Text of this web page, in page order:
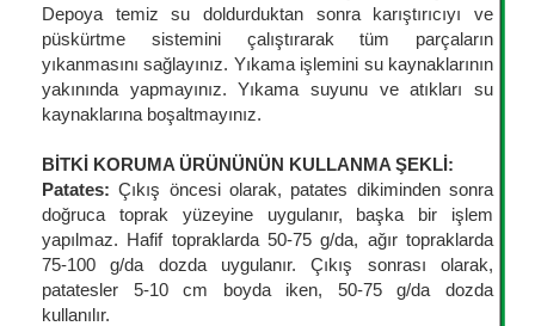
Depoya temiz su doldurduktan sonra karıştırıcıyı ve
püskürtme sistemini çalıştırarak tüm parçaların
yıkanmasını sağlayınız. Yıkama işlemini su kaynaklarının
yakınında yapmayınız. Yıkama suyunu ve atıkları su
kaynaklarına boşaltmayınız.
BİTKİ KORUMA ÜRÜNÜNÜN KULLANMA ŞEKLİ:
Patates:Çıkış öncesi olarak, patates dikiminden sonra
doğruca toprak yüzeyine uygulanır, başka bir işlem
yapılmaz. Hafif topraklarda 50-75 g/da, ağır topraklarda
75-100 g/da dozda uygulanır. Çıkış sonrası olarak,
patatesler 5-10 cm boyda iken, 50-75 g/da dozda
kullanılır.